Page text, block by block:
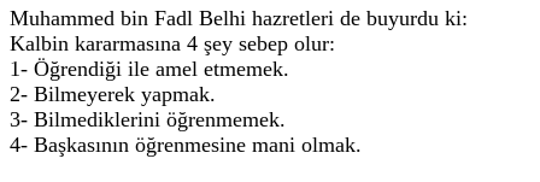
Muhammed bin Fadl Belhi hazretleri de buyurdu ki:
Kalbin kararmasına 4 şey sebep olur:
1- Öğrendiği ile amel etmemek.
2- Bilmeyerek yapmak.
3- Bilmediklerini öğrenmemek.
4- Başkasının öğrenmesine mani olmak.